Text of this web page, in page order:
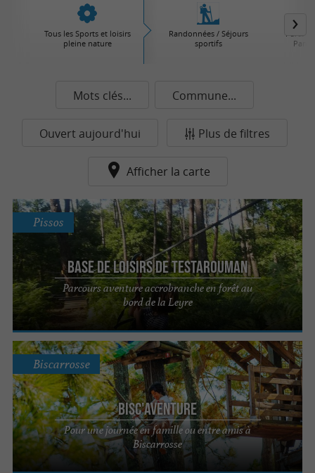
Tous les Sports et loisirs
pleine nature
Randonnées / Séjours
sportifs
Parcs
Mots clés... Commune...
Ouvert aujourd'hui Plus de filtres
Afficher la carte
Base de Loisirs de Testarouman
Parcours aventure accrobranche en forêt au
bord de la Leyre
Pissos
Bisc'Aventure
Pour une journée en famille ou entre amis à
Biscarrosse
Biscarrosse